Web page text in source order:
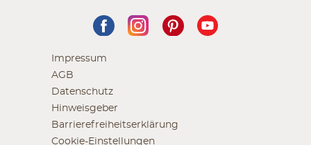
Impressum
AGB
Datenschutz
Hinweisgeber
Barrierefreiheitserklärung
Cookie-Einstellungen